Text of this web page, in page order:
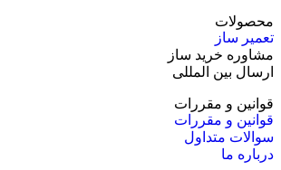
محصولات
تعمیر ساز
مشاوره خرید ساز
ارسال بین المللی
قوانین و مقررات
قوانین و مقررات
سوالات متداول
درباره ما